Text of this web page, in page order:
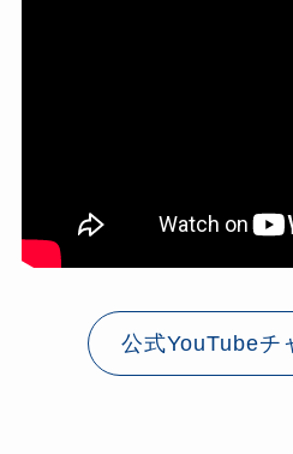
公式YouTubeチ